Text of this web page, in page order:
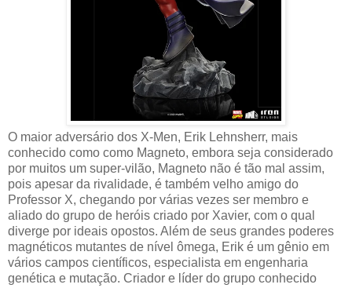
O maior adversário dos X-Men, Erik Lehnsherr, mais
conhecido como como Magneto, embora seja considerado
por muitos um super-vilão, Magneto não é tão mal assim,
pois apesar da rivalidade, é também velho amigo do
Professor X, chegando por várias vezes ser membro e
aliado do grupo de heróis criado por Xavier, com o qual
diverge por ideais opostos. Além de seus grandes poderes
magnéticos mutantes de nível ômega, Erik é um gênio em
vários campos científicos, especialista em engenharia
genética e mutação. Criador e líder do grupo conhecido